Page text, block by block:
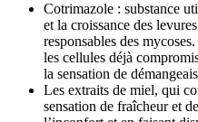
Cotrimazole : substance
et la croissance des
responsables des
les cellules déjà
la sensation de
Les extraits de miel, qui
sensation de fraîcheur et